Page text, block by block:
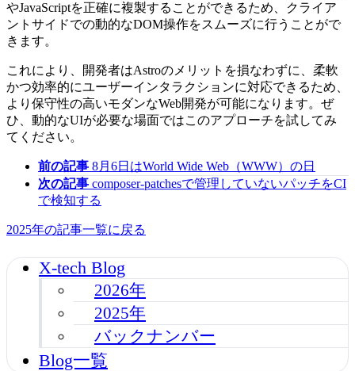
やJavaScriptを正確に複製することができるため、クライア
ントサイドでの動的なDOM操作をスムーズに行うことがで
きます。
これにより、開発者はAstroのメリットを損なわずに、柔軟
かつ効率的にユーザーインタラクションに対応できるため、
より保守性の高いモダンなWeb開発が可能になります。ぜ
ひ、動的なUIが必要な場面ではこのアプローチを試してみ
てください。
前の記事 8月6日はWorld Wide Web（WWW）の日
次の記事 composer-patchesで管理していないパッチをCI
で検知する
2025年の記事一覧に戻る
X-tech Blog
2026年
2025年
バックナンバー
Blog一覧